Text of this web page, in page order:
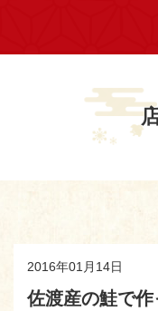
2016年01月14日
佐渡産の鮭で